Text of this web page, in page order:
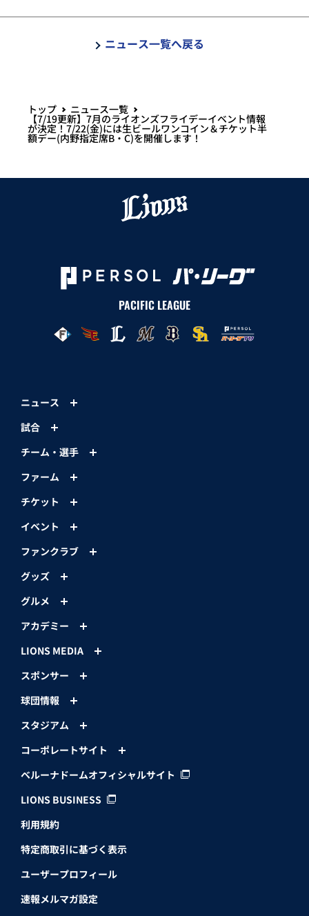
ニュース一覧へ戻る
トップ ニュース一覧
【7/19更新】7月のライオンズフライデーイベント情報
が決定！7/22(金)には生ビールワンコイン＆チケット半
額デー(内野指定席B・C)を開催します！
PACIFIC LEAGUE
ニュース
試合
チーム・選手
ファーム
チケット
イベント
ファンクラブ
グッズ
グルメ
アカデミー
LIONS MEDIA
スポンサー
球団情報
スタジアム
コーポレートサイト
ベルーナドームオフィシャルサイト
LIONS BUSINESS
利用規約
特定商取引に基づく表示
ユーザープロフィール
速報メルマガ設定